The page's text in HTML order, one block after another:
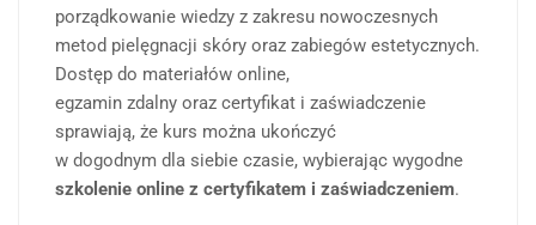
porządkowanie wiedzy z zakresu nowoczesnych
metod pielęgnacji skóry oraz zabiegów estetycznych.
Dostęp do materiałów online,
egzamin zdalny oraz certyfikat i zaświadczenie
sprawiają, że kurs można ukończyć
w dogodnym dla siebie czasie, wybierając wygodne
szkolenie online z certyfikatem i zaświadczeniem.